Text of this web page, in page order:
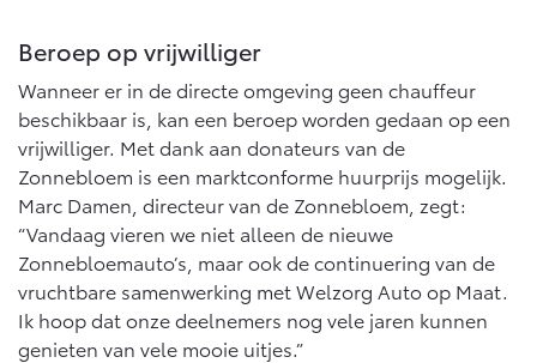
Vanaf € 39.995,- Vanaf € 48.995,-
Mirai
WATERSTOF-ELEKTRISCH
Proace City (excl. BTW)
OOK ALS BATTERIJ-
ELEKTRISCH
Beroep op vrijwilliger
Wanneer er in de directe omgeving geen chauffeur
beschikbaar is, kan een beroep worden gedaan op een
vrijwilliger. Met dank aan donateurs van de
Zonnebloem is een marktconforme huurprijs mogelijk.
Marc Damen, directeur van de Zonnebloem, zegt:
“Vandaag vieren we niet alleen de nieuwe
Zonnebloemauto’s, maar ook de continuering van de
vruchtbare samenwerking met Welzorg Auto op Maat.
Ik hoop dat onze deelnemers nog vele jaren kunnen
genieten van vele mooie uitjes.”